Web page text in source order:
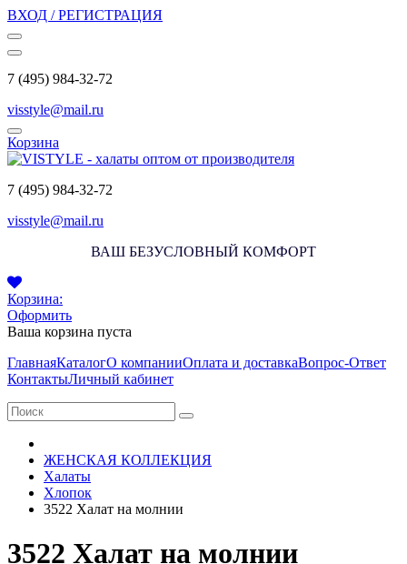
ВХОД / РЕГИСТРАЦИЯ
7 (495) 984-32-72
visstyle@mail.ru
Корзина
7 (495) 984-32-72
visstyle@mail.ru
ВАШ БЕЗУСЛОВНЫЙ КОМФОРТ
Корзина:
Оформить
Ваша корзина пуста
ГлавнаяКаталогО компанииОплата и доставкаВопрос-Ответ
КонтактыЛичный кабинет
ЖЕНСКАЯ КОЛЛЕКЦИЯ
Халаты
Хлопок
3522 Халат на молнии
3522 Халат на молнии